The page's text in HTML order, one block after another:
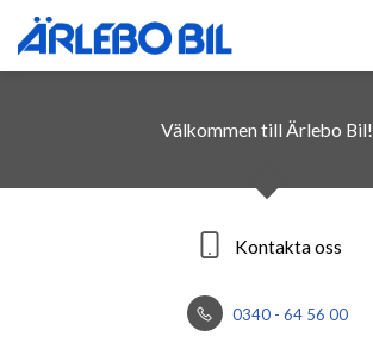
Välkommen till Ärlebo Bil!
Kontakta oss
0340 - 64 56 00